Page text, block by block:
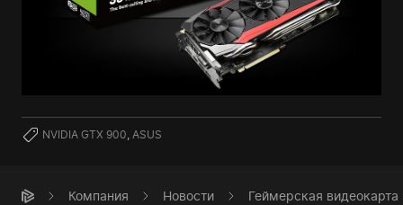
NVIDIA GTX 900 ASUS
Компания Новости Геймерская видеокарта